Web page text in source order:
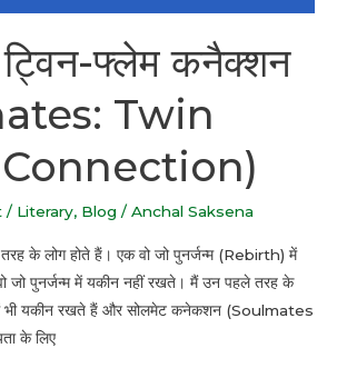
फ्लेम कनैक्शन
Twin
/ Literary, Blog / Anchal Saksena
तरह के लोग होते हैं। एक वो जो पुनर्जन्म (Rebirth) में
जो पुनर्जन्म में यकीन नहीं रखते। मैं उन पहले तरह के
में भी यकीन रखते हैं और सोलमेट कनेकशन (Soulmates
के लिए